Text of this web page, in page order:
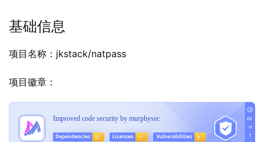
基础信息
项目名称：jkstack/natpass
项目徽章：